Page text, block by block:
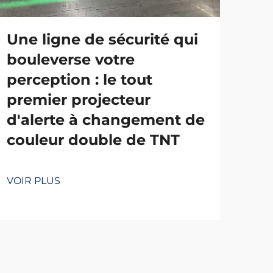
Une ligne de sécurité qui
bouleverse votre
perception : le tout
premier projecteur
d'alerte à changement de
couleur double de TNT
VOIR PLUS